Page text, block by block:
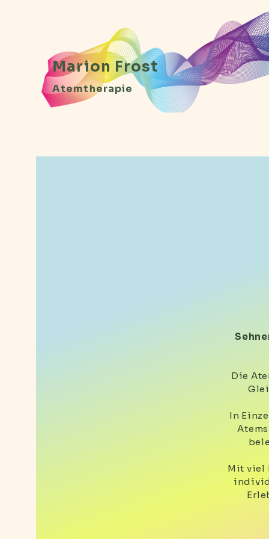
Marion Frost
Atemtherapie
Die
In
Mit viel